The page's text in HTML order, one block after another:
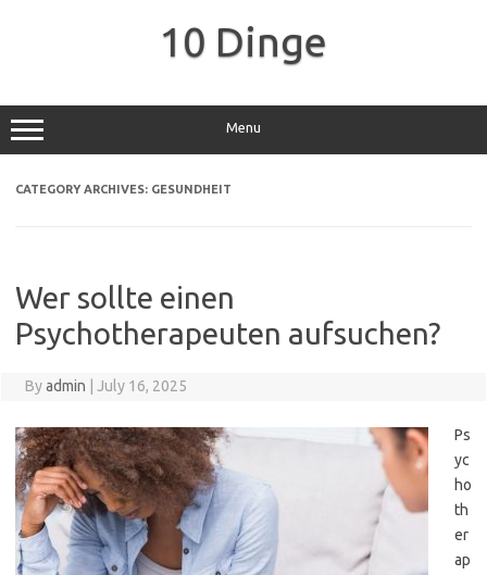
10 Dinge
Menu
CATEGORY ARCHIVES: GESUNDHEIT
Wer sollte einen
Psychotherapeuten aufsuchen?
Byadmin July 16, 2025
Ps
yc
ho
th
er
ap